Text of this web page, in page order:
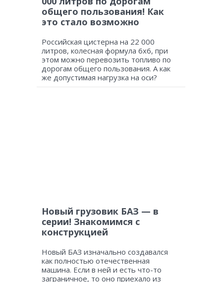
общего пользования! Как
это стало возможно
Российская цистерна на 22 000
литров, колесная формула 6х6, при
этом можно перевозить топливо по
дорогам общего пользования. А как
же допустимая нагрузка на оси?
Новый грузовик БАЗ — в
серии! Знакомимся с
конструкцией
Новый БАЗ изначально создавался
как полностью отечественная
машина. Если в ней и есть что-то
заграничное, то оно приехало из